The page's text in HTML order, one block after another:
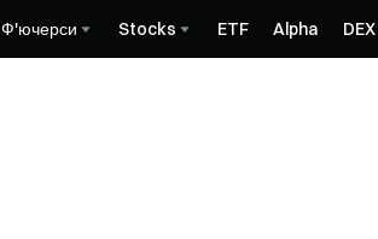
Ф'ючерси Stocks ETF Alpha DEX